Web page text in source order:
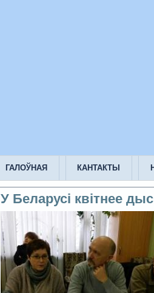
ГАЛОЎНАЯ КАНТАКТЫ
У Беларусі квітнее